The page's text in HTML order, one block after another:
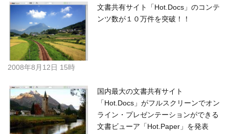
文書共有サイト「Hot.Docs」のコンテ
ンツ数が１０万件を突破！！
2008年8月12日 15時
国内最大の文書共有サイト
「Hot.Docs」がフルスクリーンでオン
ライン・プレゼンテーションができる
文書ビューア「Hot.Paper」を発表